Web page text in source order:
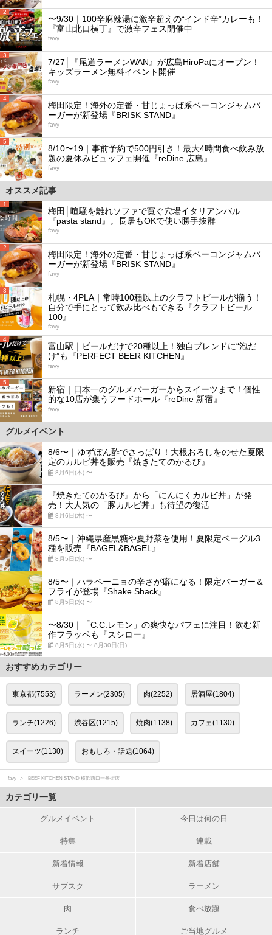
2
〜9/30｜100辛麻辣湯に激辛超えの“インド辛”カレーも！
『富山北口横丁』で激辛フェス開催中
favy
3
7/27│『尾道ラーメンWAN』が広島HiroPaにオープン！
キッズラーメン無料イベント開催
favy
4
梅田限定！海外の定番・甘じょっぱ系ベーコンジャムバ
ーガーが新登場『BRISK STAND』
favy
5
8/10〜19｜事前予約で500円引き！最大4時間食べ飲み放
題の夏休みビュッフェ開催『reDine 広島』
favy
オススメ記事
1
梅田│喧騒を離れソファで寛ぐ穴場イタリアンバル
『pasta stand』。長居もOKで使い勝手抜群
favy
2
梅田限定！海外の定番・甘じょっぱ系ベーコンジャムバ
ーガーが新登場『BRISK STAND』
favy
3
札幌・4PLA｜常時100種以上のクラフトビールが揃う！
自分で手にとって飲み比べもできる『クラフトビール
100』
favy
4
富山駅｜ビールだけで20種以上！独自ブレンドに“泡だ
け”も『PERFECT BEER KITCHEN』
favy
5
新宿｜日本一のグルメバーガーからスイーツまで！個性
的な10店が集うフードホール『reDine 新宿』
favy
グルメイベント
8/6〜｜ゆずぽん酢でさっぱり！大根おろしをのせた夏限
定のカルビ丼を販売『焼きたてのかるび』
8月6日(木) 〜
『焼きたてのかるび』から「にんにくカルビ丼」が発
売！大人気の「豚カルビ丼」も待望の復活
8月6日(木) 〜
8/5〜｜沖縄県産黒糖や夏野菜を使用！夏限定ベーグル3
種を販売『BAGEL&BAGEL』
8月5日(水) 〜
8/5〜｜ハラペーニョの辛さが癖になる！限定バーガー＆
フライが登場『Shake Shack』
8月5日(水) 〜
〜8/30｜「C.C.レモン」の爽快なパフェに注目！飲む新
作フラッペも『スシロー』
8月5日(水) 〜 8月30日(日)
おすすめカテゴリー
東京都(7553) ラーメン(2305) 肉(2252) 居酒屋(1804)
ランチ(1226) 渋谷区(1215) 焼肉(1138) カフェ(1130)
スイーツ(1130) おもしろ・話題(1064)
favy BEEF KITCHEN STAND 横浜西口一番街店
カテゴリ一覧
グルメイベント 今日は何の日
特集 連載
新着情報 新着店舗
サブスク ラーメン
肉 食べ放題
ランチ ご当地グルメ